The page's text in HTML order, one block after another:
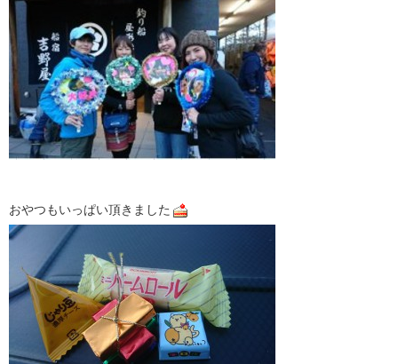
おやつもいっぱい頂きました